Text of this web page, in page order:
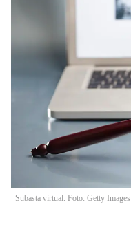
Subasta virtual. Foto: Getty Images